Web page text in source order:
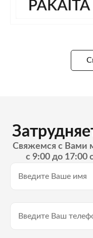
Свяжемся с Вами
с 9:00 до 17:00